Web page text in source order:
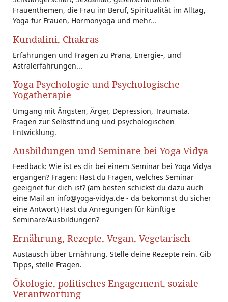
Frauenthemen, die Frau im Beruf, Spiritualität im Alltag,
Yoga für Frauen, Hormonyoga und mehr...
Kundalini, Chakras
Erfahrungen und Fragen zu Prana, Energie-, und
Astralerfahrungen...
Yoga Psychologie und Psychologische
Yogatherapie
Umgang mit Ängsten, Ärger, Depression, Traumata.
Fragen zur Selbstfindung und psychologischen
Entwicklung.
Ausbildungen und Seminare bei Yoga Vidya
Feedback: Wie ist es dir bei einem Seminar bei Yoga Vidya
ergangen? Fragen: Hast du Fragen, welches Seminar
geeignet für dich ist? (am besten schickst du dazu auch
eine Mail an info@yoga-vidya.de - da bekommst du sicher
eine Antwort) Hast du Anregungen für künftige
Seminare/Ausbildungen?
Ernährung, Rezepte, Vegan, Vegetarisch
Austausch über Ernährung. Stelle deine Rezepte rein. Gib
Tipps, stelle Fragen.
Ökologie, politisches Engagement, soziale
Verantwortung